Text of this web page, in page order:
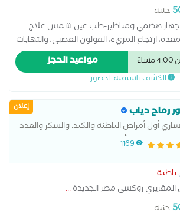
جنيه
هضمي ومناظير-طب عين شمس علاج
ارتجاع المريء، القولون العصبي، والتهابات
الكبد مثل الدهون على الكبد أو الالتهاب
أو الألم في البطنمواعيد الحجز
الكشف باسبقية الحضور
إعلان رماح دياب
أول أمراض الباطنة والكبد. والسكر والغدد
دكتوراه في أمراض الباطنة والكبد
1169
باطنة
روكسي مصر الجديدة...
جنيه